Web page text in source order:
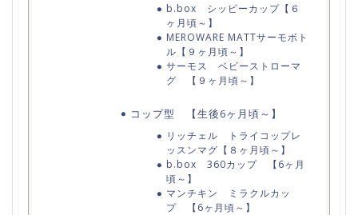
b.box シッピーカップ【６
ヶ月頃～】
MEROWARE MATTサーモボト
ル【９ヶ月頃～】
サーモス ベビーストローマ
グ 【９ヶ月頃～】
コップ型 【生後6ヶ月頃～】
リッチェル トライコップレ
ッスンマグ【８ヶ月頃～】
b.box 360カップ 【6ヶ月
頃～】
マンチキン ミラクルカッ
プ 【6ヶ月頃～】